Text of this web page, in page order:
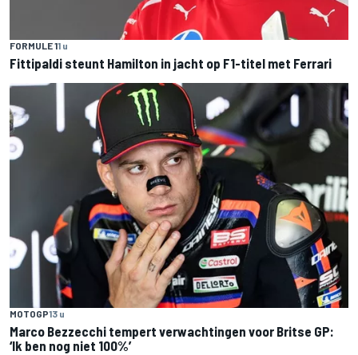
FORMULE 11 u
Fittipaldi steunt Hamilton in jacht op F1-titel met Ferrari
MOTOGP13 u
Marco Bezzecchi tempert verwachtingen voor Britse GP:
‘Ik ben nog niet 100%’